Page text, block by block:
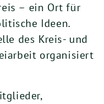
– ein Ort für
Ideen.
des Kreis- und
organisiert